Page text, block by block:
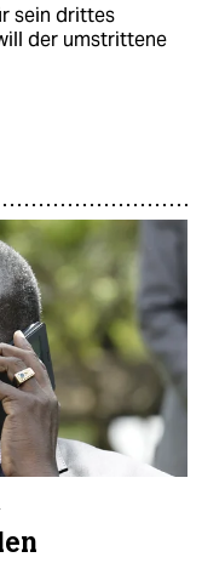
sein drittes
der umstrittene